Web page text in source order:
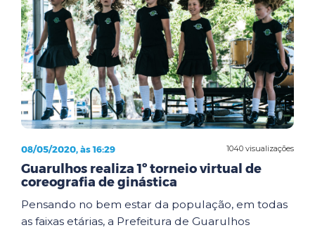
1040 visualizações
08/05/2020, às 16:29
Guarulhos realiza 1º torneio virtual de
coreografia de ginástica
Pensando no bem estar da população, em todas
as faixas etárias, a Prefeitura de Guarulhos